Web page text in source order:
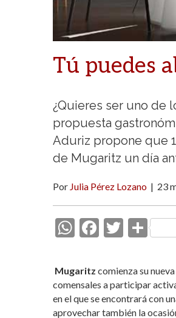
Tú puedes
¿Quieres ser uno de
propuesta
Aduriz propone que
de Mugaritz un día
Por Julia Pérez Lozano | 23
W
at
s
A
F
e
b
o
T
itt
er
C
m
p
ar
Mugaritz comienza su
comensales a participar
en el que se encontrará con
aprovechar también la